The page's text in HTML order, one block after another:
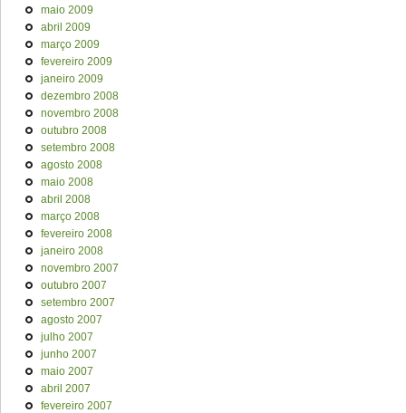
maio 2009
abril 2009
março 2009
fevereiro 2009
janeiro 2009
dezembro 2008
novembro 2008
outubro 2008
setembro 2008
agosto 2008
maio 2008
abril 2008
março 2008
fevereiro 2008
janeiro 2008
novembro 2007
outubro 2007
setembro 2007
agosto 2007
julho 2007
junho 2007
maio 2007
abril 2007
fevereiro 2007